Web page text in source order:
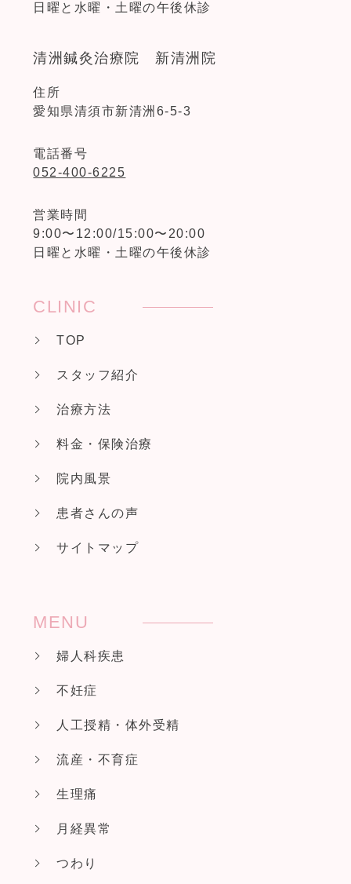
日曜と水曜・土曜の午後休診
清洲鍼灸治療院 新清洲院
住所
愛知県清須市新清洲6-5-3
電話番号
052-400-6225
営業時間
9:00〜12:00/15:00〜20:00
日曜と水曜・土曜の午後休診
CLINIC
TOP
スタッフ紹介
治療方法
料金・保険治療
院内風景
患者さんの声
サイトマップ
MENU
婦人科疾患
不妊症
人工授精・体外受精
流産・不育症
生理痛
月経異常
つわり